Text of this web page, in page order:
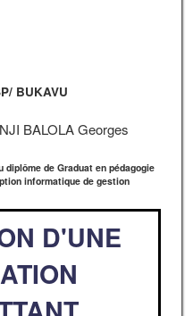
BUKAVU
BALOLA Georges
diplôme de Graduat en pédagogie
informatique de gestion
D'UNE